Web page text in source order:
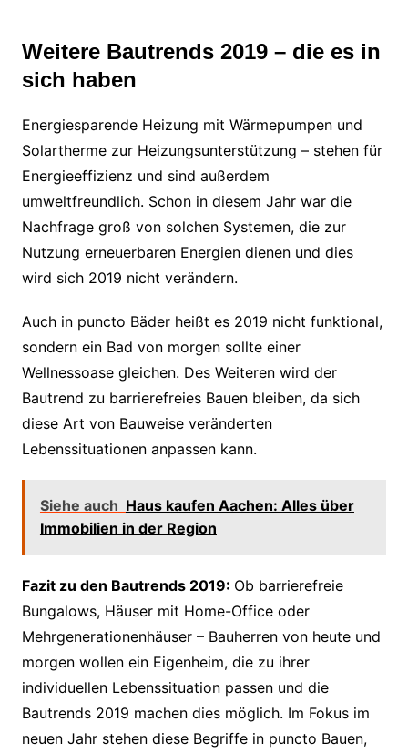
Weitere Bautrends 2019 – die es in
sich haben
Energiesparende Heizung mit Wärmepumpen und
Solartherme zur Heizungsunterstützung – stehen für
Energieeffizienz und sind außerdem
umweltfreundlich. Schon in diesem Jahr war die
Nachfrage groß von solchen Systemen, die zur
Nutzung erneuerbaren Energien dienen und dies
wird sich 2019 nicht verändern.
Auch in puncto Bäder heißt es 2019 nicht funktional,
sondern ein Bad von morgen sollte einer
Wellnessoase gleichen. Des Weiteren wird der
Bautrend zu barrierefreies Bauen bleiben, da sich
diese Art von Bauweise veränderten
Lebenssituationen anpassen kann.
Siehe auch Haus kaufen Aachen: Alles über
Immobilien in der Region
Fazit zu den Bautrends 2019: Ob barrierefreie
Bungalows, Häuser mit Home-Office oder
Mehrgenerationenhäuser – Bauherren von heute und
morgen wollen ein Eigenheim, die zu ihrer
individuellen Lebenssituation passen und die
Bautrends 2019 machen dies möglich. Im Fokus im
neuen Jahr stehen diese Begriffe in puncto Bauen,